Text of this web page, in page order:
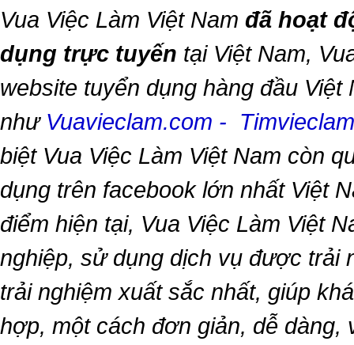
Vua Việc Làm Việt Nam đã hoạt
dụng trực tuyến tại Việt Nam,
website tuyển dụng hàng đầu Việt
như Vuavieclam.com -
biệt Vua Việc Làm Việt Nam còn
dụng trên facebook lớn nhất Việt
điểm hiện tại, Vua Việc Làm Việt
nghiệp, sử dụng dịch vụ được trải
trải nghiệm xuất sắc nhất, giúp
hợp, một cách đơn giản, dễ dàng,